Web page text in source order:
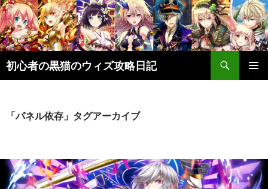
初心者の黒猫のウィズ攻略日記
検
索
ン
キ
ッ
「パネル依存」タグアーカイブ